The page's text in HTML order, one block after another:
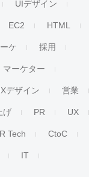
UIデザイン
EC2 HTML
ケ 採用
マーケター
デザイン 営業
げ PR UX
Tech CtoC
IT